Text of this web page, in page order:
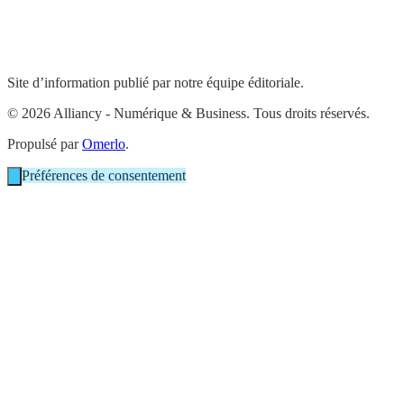
Site d’information publié par notre équipe éditoriale.
© 2026 Alliancy - Numérique & Business. Tous droits réservés.
Propulsé parOmerlo.
Préférences de consentement